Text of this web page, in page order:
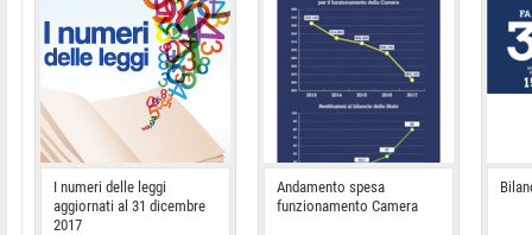
I numeri delle leggi
aggiornati al 31 dicembre
2017
Andamento spesa
funzionamento Camera